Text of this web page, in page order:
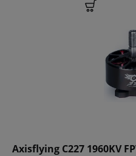
Axisflying C227 1960KV